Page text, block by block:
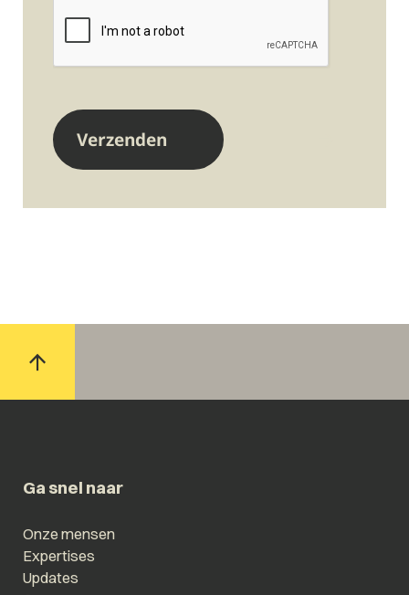
Ga snel naar
Onze mensen
Expertises
Updates